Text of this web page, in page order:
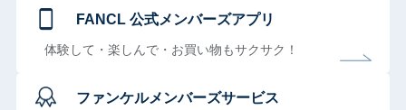
FANCL 公式メンバーズアプリ
体験して・楽しんで・お買い物もサクサク！
ファンケルメンバーズサービス